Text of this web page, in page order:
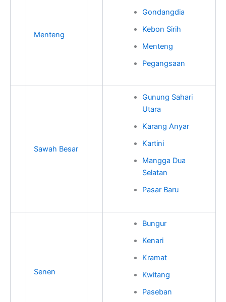
Menteng
Gondangdia
Kebon Sirih
Menteng
Pegangsaan
Sawah Besar
Gunung Sahari
Utara
Karang Anyar
Kartini
Mangga Dua
Selatan
Pasar Baru
Senen
Bungur
Kenari
Kramat
Kwitang
Paseban